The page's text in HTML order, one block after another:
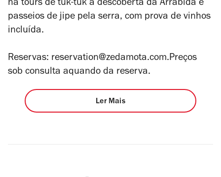
há tours de tuk-tuk à descoberta da Arrábida e
passeios de jipe pela serra, com prova de vinhos
incluída.
Reservas: reservation@zedamota.com.Preços
sob consulta aquando da reserva.
Ler Mais